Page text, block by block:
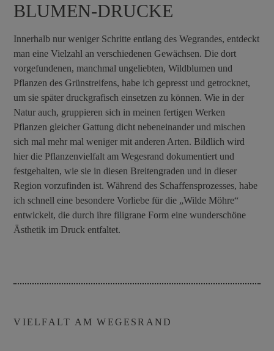
BLUMEN-DRUCKE
Innerhalb nur weniger Schritte entlang des Wegrandes, entdeckt
man eine Vielzahl an verschiedenen Gewächsen. Die dort
vorgefundenen, manchmal ungeliebten, Wildblumen und
Pflanzen des Grünstreifens, habe ich gepresst und getrocknet,
um sie später druckgrafisch einsetzen zu können. Wie in der
Natur auch, gruppieren sich in meinen fertigen Werken
Pflanzen gleicher Gattung dicht nebeneinander und mischen
sich mal mehr mal weniger mit anderen Arten. Bildlich wird
hier die Pflanzenvielfalt am Wegesrand dokumentiert und
festgehalten, wie sie in diesen Breitengraden und in dieser
Region vorzufinden ist. Während des Schaffensprozesses, habe
ich schnell eine besondere Vorliebe für die „Wilde Möhre“
entwickelt, die durch ihre filigrane Form eine wunderschöne
Ästhetik im Druck entfaltet.
VIELFALT AM WEGESRAND